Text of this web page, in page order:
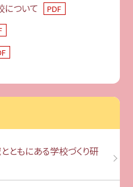
について
PDF
もにある学校づくり研